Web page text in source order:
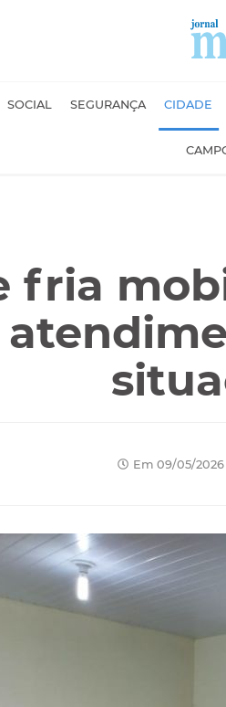
SOCIAL SEGURANÇA CIDADE
fria
Em 09/05/2026